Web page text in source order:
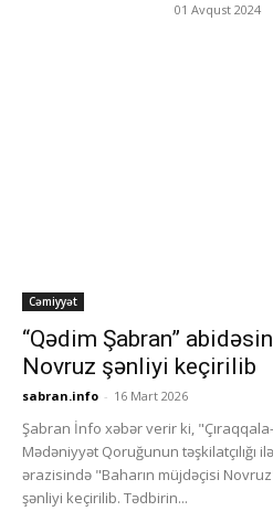
01 Avqust 2024
Cəmiyyət
“Qədim Şabran”
Novruz şənliyi keçirilib
sabran.info - 16 Mart 2026
Şabran İnfo xəbər verir ki,
Mədəniyyət Qoruğunun təşkilatçılığı
ərazisində "Baharın müjdəçisi
şənliyi keçirilib. Tədbirin...